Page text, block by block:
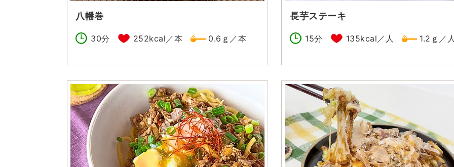
八幡巻
30分 252kcal／本 0.6ｇ／本
長芋ステーキ
15分 135kcal／人 1.2ｇ／